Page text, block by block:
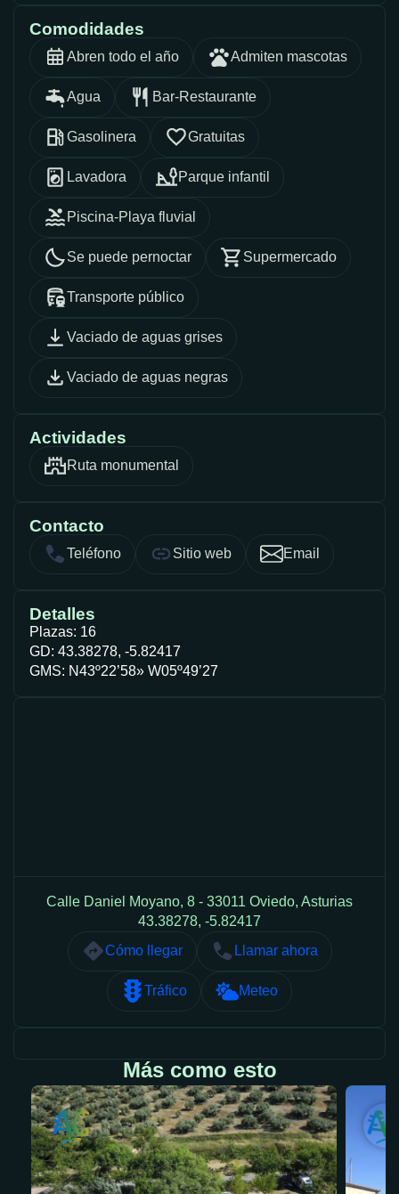
Comodidades
Abren todo el año Admiten mascotas
Agua Bar-Restaurante
Gasolinera Gratuitas
Lavadora Parque infantil
Piscina-Playa fluvial
Se puede pernoctar Supermercado
Transporte público
Vaciado de aguas grises
Vaciado de aguas negras
Actividades
Ruta monumental
Contacto
Teléfono Sitio web Email
Detalles
Plazas: 16
GD: 43.38278, -5.82417
GMS: N43º22’58» W05º49’27
Calle Daniel Moyano, 8 - 33011 Oviedo, Asturias
43.38278, -5.82417
Cómo llegar
Llamar ahora
Tráfico Meteo
Más como esto